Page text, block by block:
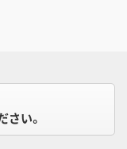
さい。